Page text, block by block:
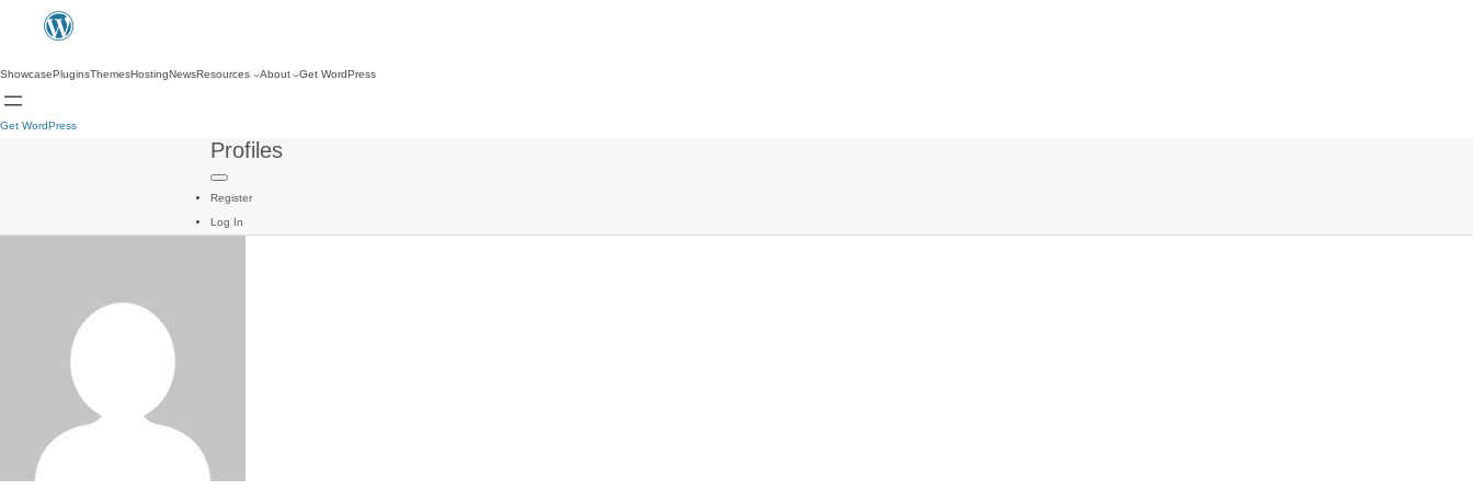
ShowcasePluginsThemesHostingNewsResources About Get WordPress
Get WordPress
Profiles
Register
Log In